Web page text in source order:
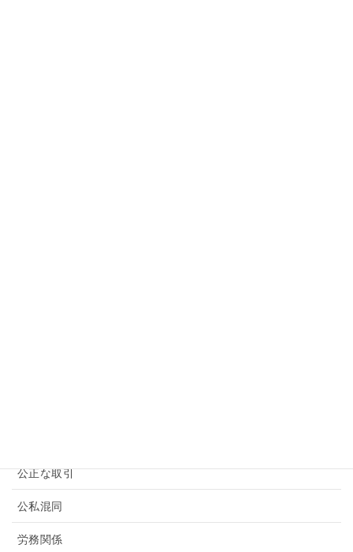
公正な取引
公私混同
労務関係